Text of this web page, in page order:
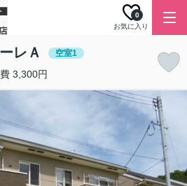
お気に入り
0
レＡ 空室1
3,300円